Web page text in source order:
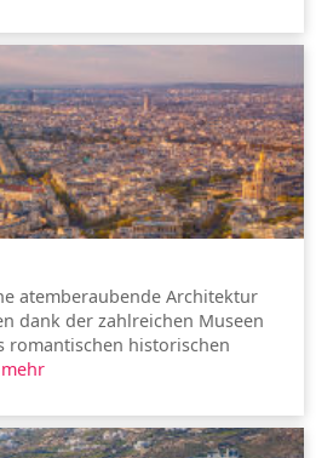
atemberaubende Architektur
dank der zahlreichen Museen
romantischen historischen
mehr